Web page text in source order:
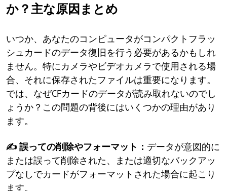
か？主な原因まとめ
いつか、あなたのコンピュータがコンパクトフラッ
シュカードのデータ復旧を行う必要があるかもしれ
ません。特にカメラやビデオカメラで使用される場
合、それに保存されたファイルは重要になります。
では、なぜCFカードのデータが読み取れないのでし
ょうか？この問題の背後にはいくつかの理由があり
ます。
✍ 誤っての削除やフォーマット： データが意図的に
または誤って削除された、または適切なバックアッ
プなしでカードがフォーマットされた場合に起こり
ます。